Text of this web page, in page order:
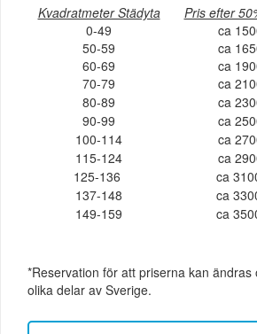
Kvadratmeter Städyta
Pris efter
0-49
ca
50-59
ca
60-69
ca
70-79
ca
80-89
ca
90-99
ca
100-114
ca
115-124
ca
125-136
ca
137-148
ca
149-159
ca
*Reservation för att priserna kan ändras
olika delar av Sverige.